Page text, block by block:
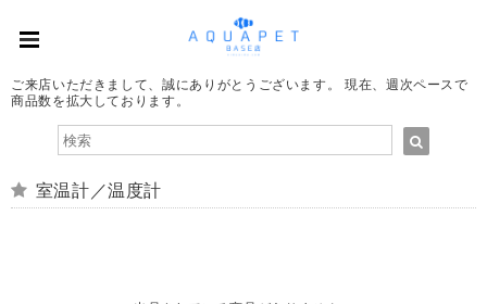
ご来店いただきまして、誠にありがとうございます。 現在、週次ペースで
商品数を拡大しております。
室温計／温度計